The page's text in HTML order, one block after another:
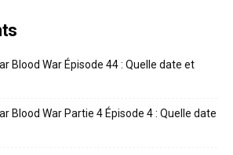
Blood War Épisode 44 : Quelle date et
Blood War Partie 4 Épisode 4 : Quelle date